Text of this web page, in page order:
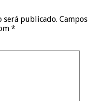
será publicado. Campos
*